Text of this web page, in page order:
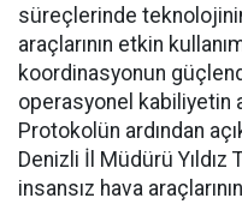
süreçlerinde
araçlarının etkin
koordinasyonun
operasyonel kabiliyetin
Protokolün ardından
Denizli İl Müdürü
insansız hava